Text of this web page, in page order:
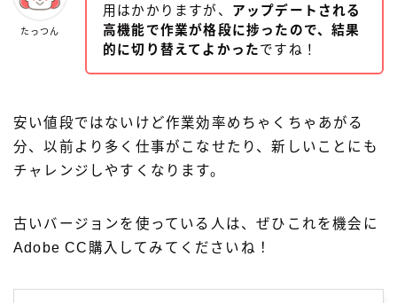
たっつん
用はかかりますが、 アップデートされる
高機能で作業が格段に捗ったので、結果
的に切り替えてよかったですね！
安い値段ではないけど作業効率めちゃくちゃあがる
分、以前より多く仕事がこなせたり、新しいことにも
チャレンジしやすくなります。
古いバージョンを使っている人は、ぜひこれを機会に
Adobe CC購入してみてくださいね！